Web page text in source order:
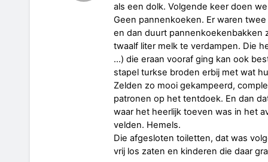
als een dolk. Volgende keer doen
Geen pannenkoeken. Er waren
en dan duurt pannenkoekenbakken
twaalf liter melk te verdampen. Die
...) die eraan vooraf ging kan ook
stapel turkse broden erbij met wat
Zelden zo mooi gekampeerd,
patronen op het tentdoek. En dan
waar het heerlijk toeven was in het
velden. Hemels.
Die afgesloten toiletten, dat was
vrij los zaten en kinderen die daar